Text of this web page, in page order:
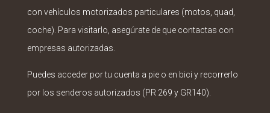
con vehículos motorizados particulares (motos, quad,
coche). Para visitarlo, asegúrate de que contactas con
empresas autorizadas.
Puedes acceder por tu cuenta a pie o en bici y recorrerlo
por los senderos autorizados (PR 269 y GR140).